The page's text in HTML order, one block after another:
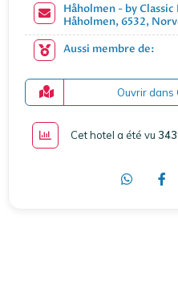
Håholmen - by
Håholmen, 6532,
Aussi membre de:
Ouvrir dans
Cet hotel a été vu